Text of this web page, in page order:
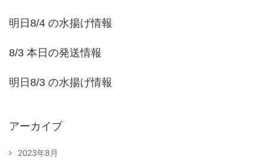
明日8/4 の水揚げ情報
8/3 本日の発送情報
明日8/3 の水揚げ情報
アーカイブ
2023年8月